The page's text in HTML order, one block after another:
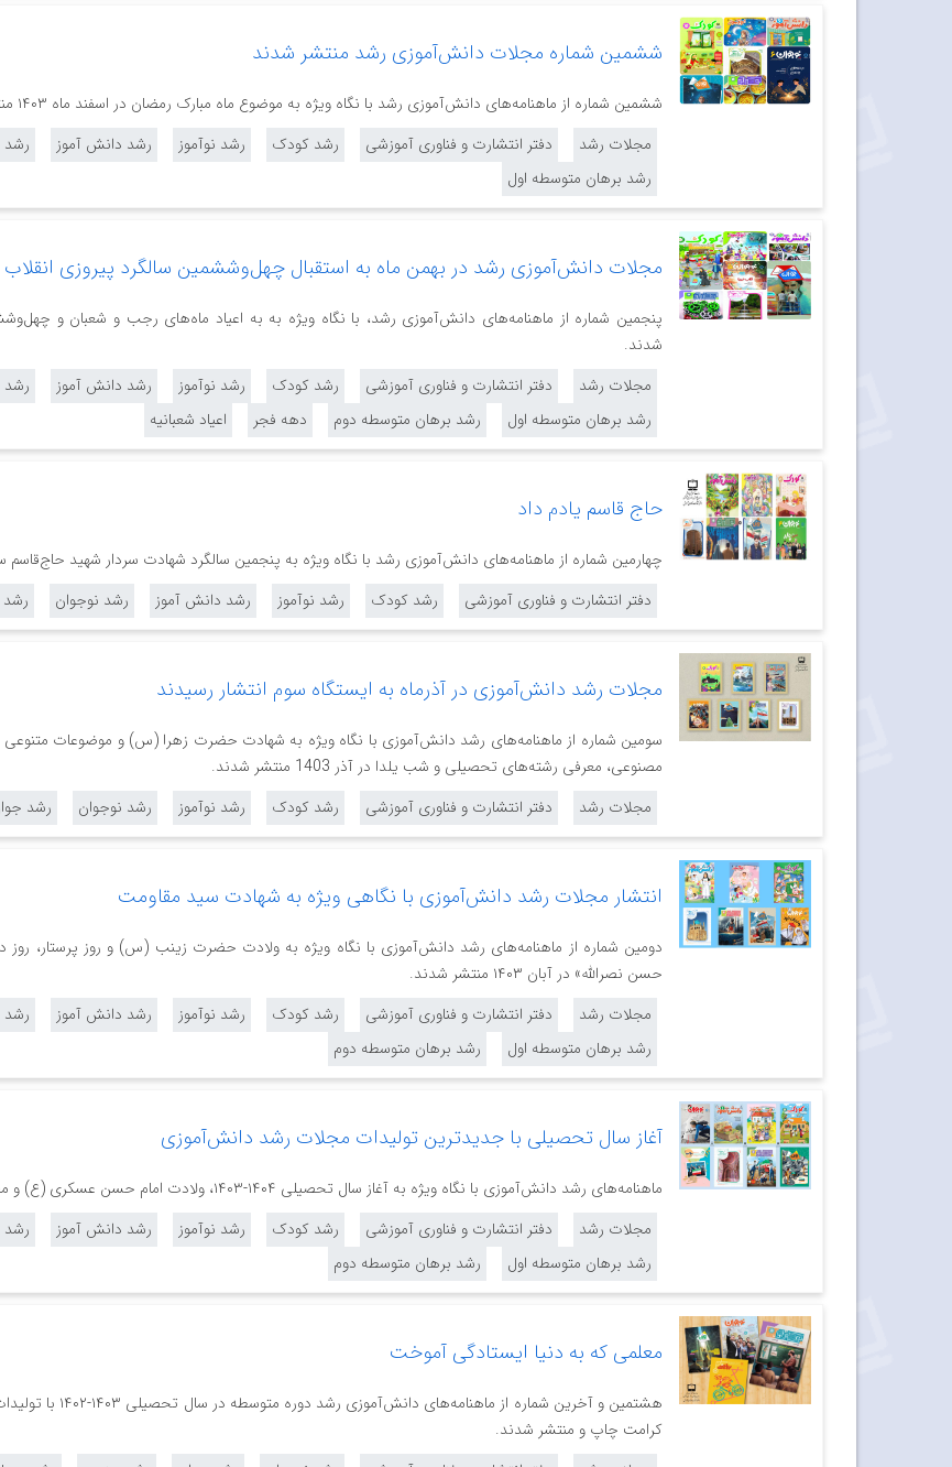
ششمین شماره مجلات دانش‌آموزی رشد منتشر شدند
ششمین شماره از ماهنامه‌های دانش‌آموزی رشد با نگاه ویژه به موضوع ماه مبارک رمضان در اسفند ماه ۱۴۰۳ منتشر شدند.
مجلات رشد
دفتر انتشارت و فناوری آموزشی رشد کودک رشد نوآموز رشد دانش آموز رشد
رشد برهان متوسطه اول
مجلات دانش‌آموزی رشد در بهمن ماه به استقبال چهل‌وششمین سالگرد پیروزی انقلاب
پنجمین شماره از ماهنامه‌های دانش‌آموزی رشد، با نگاه ویژه به به اعیاد ماه‌های رجب و شعبان و
شدند.
مجلات رشد
دفتر انتشارت و فناوری آموزشی رشد کودک رشد نوآموز رشد دانش آموز رشد
رشد برهان متوسطه اول
رشد برهان متوسطه دوم دهه فجر اعیاد شعبانیه
حاج ‌قاسم یادم داد
چهارمین شماره از ماهنامه‌های دانش‌آموزی رشد با نگاه ویژه به پنجمین سالگرد شهادت سردار شهید حاج‌قاسم
دفتر انتشارت و فناوری آموزشی
رشد کودک رشد نوآموز رشد دانش آموز رشد نوجوان
مجلات رشد دانش‌آموزی در آذرماه به ایستگاه سوم انتشار رسیدند
سومین شماره از ماهنامه‌های رشد دانش‌آموزی با نگاه ویژه به شهادت حضرت زهرا (س) و موضوعات
مصنوعی، معرفی‌ رشته‌های تحصیلی و شب یلدا در آذر 1403 منتشر شدند.
مجلات رشد
دفتر انتشارت و فناوری آموزشی رشد کودک رشد نوآموز رشد نوجوان رشد
انتشار مجلات رشد دانش‌آموزی با نگاهی ویژه به شهادت سید مقاومت
دومین شماره از ماهنامه‌های رشد دانش‌آموزی با نگاه ویژه به ولادت حضرت زینب (س) و روز پرستار،
حسن نصرالله» در آبان ۱۴۰۳ منتشر شدند.
مجلات رشد
دفتر انتشارت و فناوری آموزشی رشد کودک رشد نوآموز رشد دانش آموز رشد
رشد برهان متوسطه اول
رشد برهان متوسطه دوم
آغاز سال تحصیلی با جدیدترین تولیدات مجلات رشد دانش‌آموزی
ماهنامه‌های رشد دانش‌آموزی با نگاه ویژه به آغاز سال تحصیلی ۱۴۰۴-۱۴۰۳، ولادت امام حسن عسکری (ع) و مظلومیت مردم غزه منتشر شدند.
مجلات رشد
دفتر انتشارت و فناوری آموزشی رشد کودک رشد نوآموز رشد دانش آموز رشد
رشد برهان متوسطه اول
رشد برهان متوسطه دوم
معلمی که به دنیا ایستادگی آموخت
هشتمین و آخرین شماره
کرامت چاپ و منتشر شدند.